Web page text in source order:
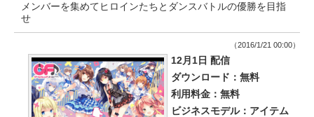
メンバーを集めてヒロインたちとダンスバトルの優勝を目指
せ
（2016/1/21 00:00）
12月1日 配信
ダウンロード：無料
利用料金：無料
ビジネスモデル：アイテム